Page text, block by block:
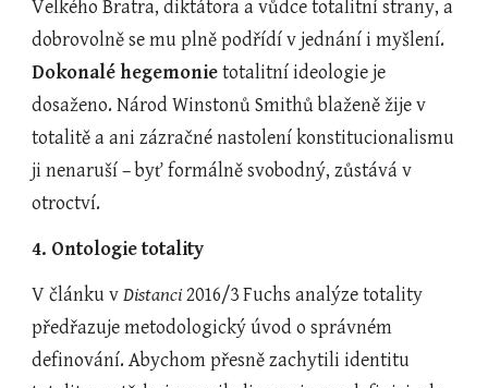
Velkého Bratra, diktátora a vůdce totalitní strany, a
Dokonalé hegemonie totalitní ideologie je
dosaženo. Národ Winstonů Smithů blaženě žije v
totalitě a ani zázračné nastolení konstitucionalismu
ji nenaruší – byť formálně svobodný, zůstává v
otroctví.
4. Ontologie totality
V článku v Distanci 2016/3 Fuchs analýze totality
předřazuje metodologický úvod o správném
definování. Abychom přesně zachytili identitu